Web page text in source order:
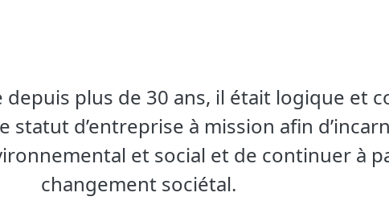
depuis plus de 30 ans, il était logique et
statut d’entreprise à mission afin
et social et de continuer à
changement sociétal.